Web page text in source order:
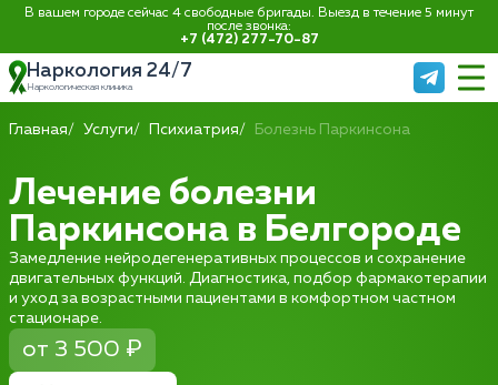
В вашем городе сейчас 4 свободные бригады. Выезд в течение 5 минут
после звонка:
+7 (472) 277-70-87
Наркология 24/7
Наркологическая клиника
Главная Услуги Психиатрия Болезнь Паркинсона
Лечение болезни
Паркинсона в Белгороде
Замедление нейродегенеративных процессов и сохранение
двигательных функций. Диагностика, подбор фармакотерапии
и уход за возрастными пациентами в комфортном частном
стационаре.
от 3 500 ₽